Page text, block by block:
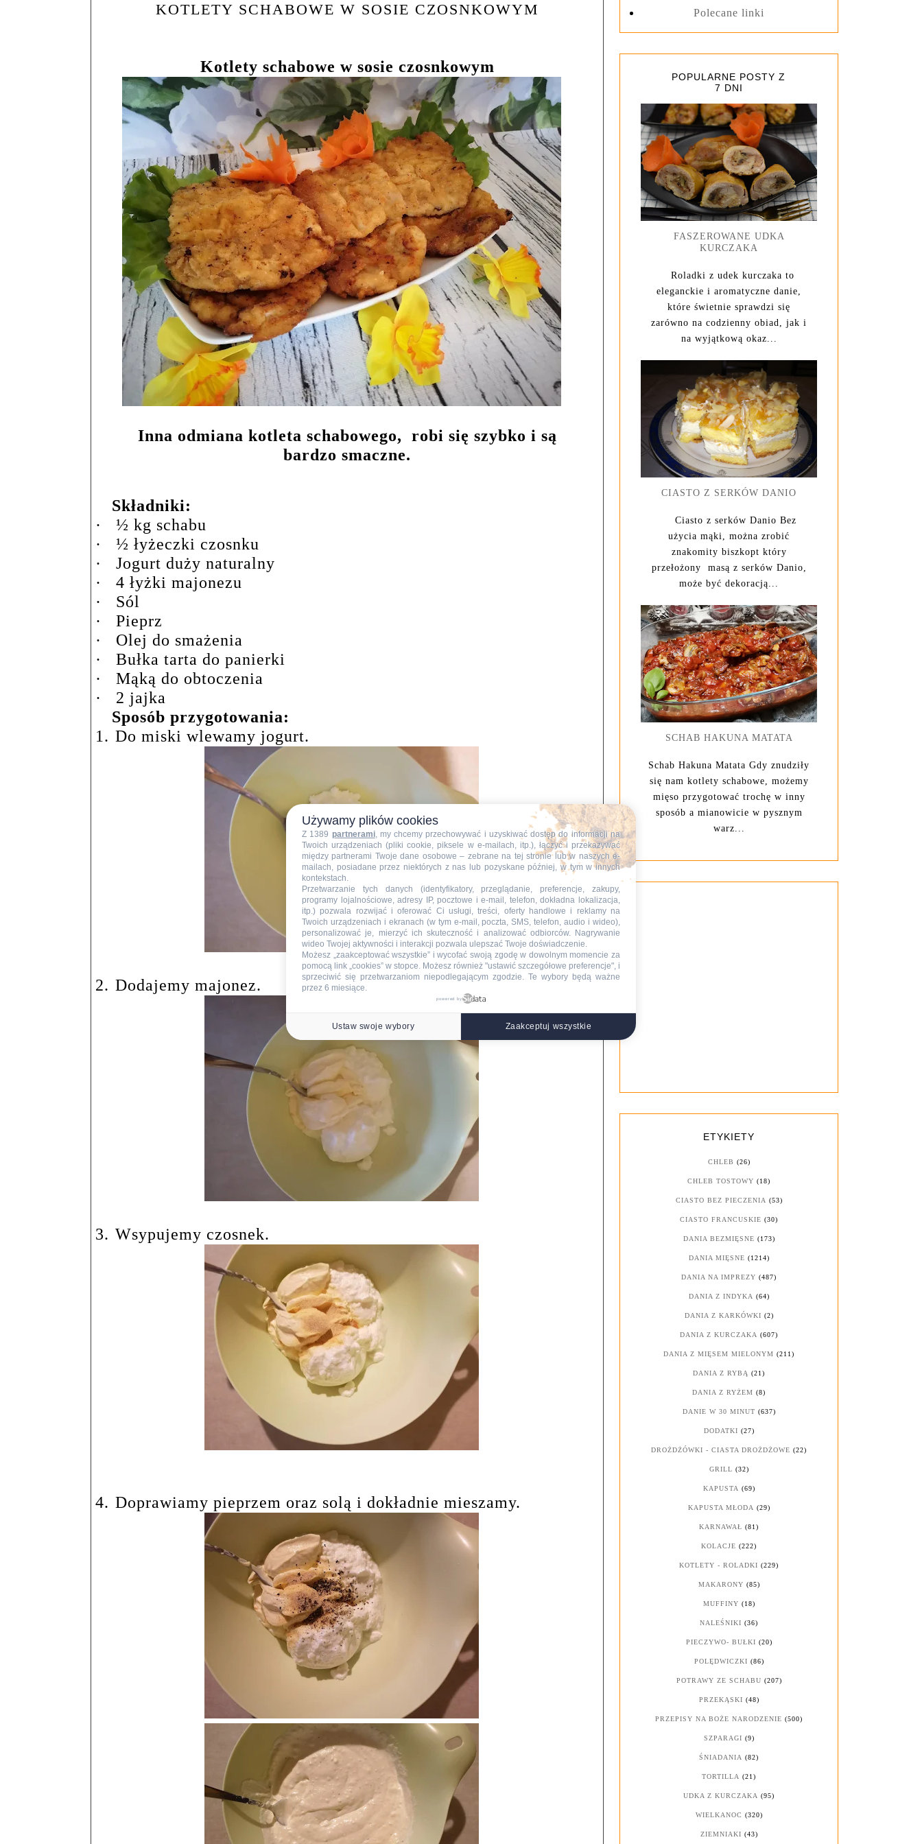
KOTLETY SCHABOWE W SOSIE CZOSNKOWYM
Kotlety schabowe w sosie czosnkowym
Inna odmiana kotleta schabowego,
robi się szybko i są
bardzo smaczne.
Składniki:
·
½ kg schabu
·
½ łyżeczki czosnku
·
Jogurt duży naturalny
·
4 łyżki majonezu
·
Sól
·
Pieprz
·
Olej do smażenia
·
Bułka tarta do panierki
·
Mąką do obtoczenia
·
2 jajka
Sposób przygotowania:
1. Do miski wlewamy jogurt.
2. Dodajemy majonez.
3. Wsypujemy czosnek.
4. Doprawiamy pieprzem oraz solą i dokładnie mieszamy.
Polecane linki
POPULARNE POSTY Z
7 DNI
FASZEROWANE UDKA
KURCZAKA
Roladki z udek kurczaka to
eleganckie i aromatyczne danie,
które świetnie sprawdzi się
zarówno na codzienny obiad, jak i
na wyjątkową okaz...
CIASTO Z SERKÓW DANIO
Ciasto z serków Danio Bez
użycia mąki, można zrobić
znakomity biszkopt który
przełożony masą z serków Danio,
może być dekoracją...
SCHAB HAKUNA MATATA
Schab Hakuna Matata Gdy znudziły
się nam kotlety schabowe, możemy
mięso przygotować trochę w inny
sposób a mianowicie w pysznym
warz...
ETYKIETY
CHLEB (26)
CHLEB TOSTOWY (18)
CIASTO BEZ PIECZENIA (53)
CIASTO FRANCUSKIE (30)
DANIA BEZMIĘSNE (173)
DANIA MIĘSNE (1214)
DANIA NA IMPREZY (487)
DANIA Z INDYKA (64)
DANIA Z KARKÓWKI (2)
DANIA Z KURCZAKA (607)
DANIA Z MIĘSEM MIELONYM (211)
DANIA Z RYBĄ (21)
DANIA Z RYŻEM (8)
DANIE W 30 MINUT (637)
DODATKI (27)
DROŻDŻÓWKI - CIASTA DROŻDŻOWE (22)
GRILL (32)
KAPUSTA (69)
KAPUSTA MŁODA (29)
KARNAWAŁ (81)
KOLACJE (222)
KOTLETY - ROLADKI (229)
MAKARONY (85)
MUFFINY (18)
NALEŚNIKI (36)
PIECZYWO- BUŁKI (20)
POLĘDWICZKI (86)
POTRAWY ZE SCHABU (207)
PRZEKĄSKI (48)
PRZEPISY NA BOŻE NARODZENIE (500)
SZPARAGI (9)
ŚNIADANIA (82)
TORTILLA (21)
UDKA Z KURCZAKA (95)
WIELKANOC (320)
ZIEMNIAKI (43)
Używamy plików cookies
Z 1389 partnerami, my chcemy przechowywać i uzyskiwać dostęp do informacji na
Twoich urządzeniach (pliki cookie, piksele w e-mailach, itp.), łączyć i przekazywać
między partnerami Twoje dane osobowe – zebrane na tej stronie lub w naszych e-
mailach, posiadane przez niektórych z nas lub pozyskane później, w tym w innych
kontekstach.
Przetwarzanie tych danych (identyfikatory, przeglądanie, preferencje, zakupy,
programy lojalnościowe, adresy IP, pocztowe i e-mail, telefon, dokładna lokalizacja,
itp.) pozwala rozwijać i oferować Ci usługi, treści, oferty handlowe i reklamy na
Twoich urządzeniach i ekranach (w tym e-mail, poczta, SMS, telefon, audio i wideo),
personalizować je, mierzyć ich skuteczność i analizować odbiorców. Nagrywanie
wideo Twojej aktywności i interakcji pozwala ulepszać Twoje doświadczenie.
Możesz „zaakceptować wszystkie” i wycofać swoją zgodę w dowolnym momencie za
pomocą link „cookies” w stopce. Możesz również "ustawić szczegółowe preferencje", i
sprzeciwić się przetwarzaniom niepodlegającym zgodzie. Te wybory będą ważne
przez 6 miesiące.
powered by
Ustaw swoje wybory Zaakceptuj wszystkie